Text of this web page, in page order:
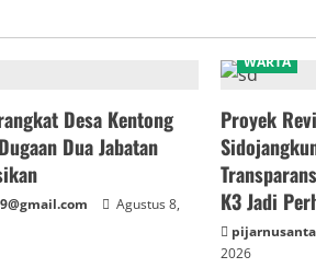
Desa Kentong
Dua Jabatan
Agustus 8,
WARTA
Proyek
K3 Jadi
2026